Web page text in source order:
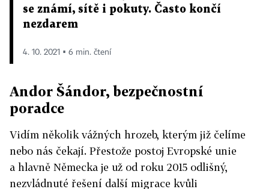
se známí, sítě i pokuty. Často končí
nezdarem
4. 10. 2021 ▪ 6 min. čtení
Andor Šándor, bezpečnostní
poradce
Vidím několik vážných hrozeb, kterým již čelíme
nebo nás čekají. Přestože postoj Evropské unie
a hlavně Německa je už od roku 2015 odlišný,
nezvládnuté řešení další migrace kvůli